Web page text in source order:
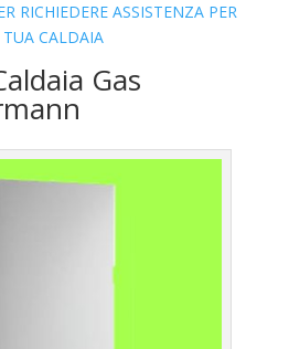
RICHIEDERE ASSISTENZA PER
TUA CALDAIA
Gas